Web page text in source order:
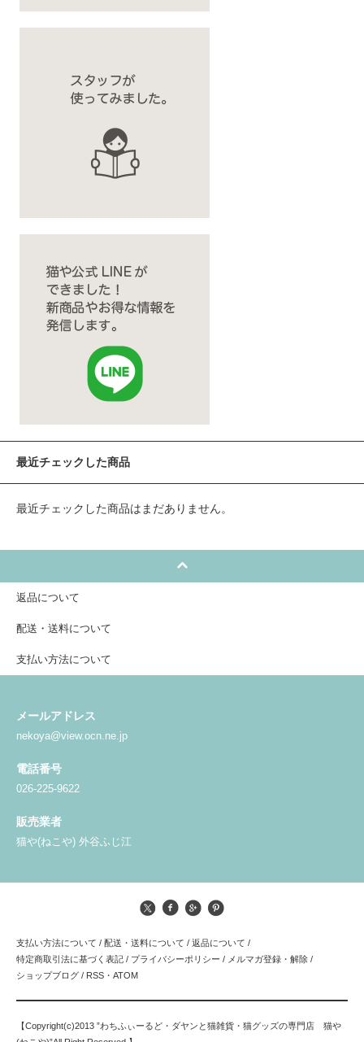
最近チェックした商品
最近チェックした商品はまだありません。
返品について
配送・送料について
支払い方法について
メールアドレス
nekoya@view.ocn.ne.jp
電話番号
026-225-9622
販売業者
猫や(ねこや) 外谷ふじ江
支払い方法について / 配送・送料について / 返品について /
特定商取引法に基づく表記 / プライバシーポリシー / メルマガ登録・解除 /
ショップブログ / RSS ・ ATOM
【Copyright(c)2013 ”わちふぃーるど・ダヤンと猫雑貨・猫グッズの専門店 猫や